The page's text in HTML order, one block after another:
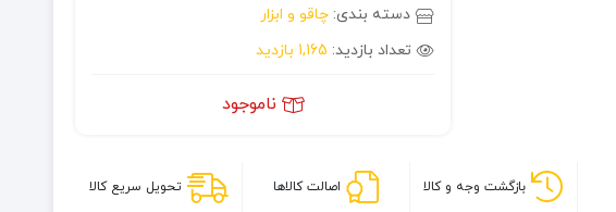
دسته بندی: چاقو و ابزار
تعداد بازدید: 1,165 بازدید
ناموجود
بازگشت وجه و کالا اصالت کالاها تحویل سریع کالا